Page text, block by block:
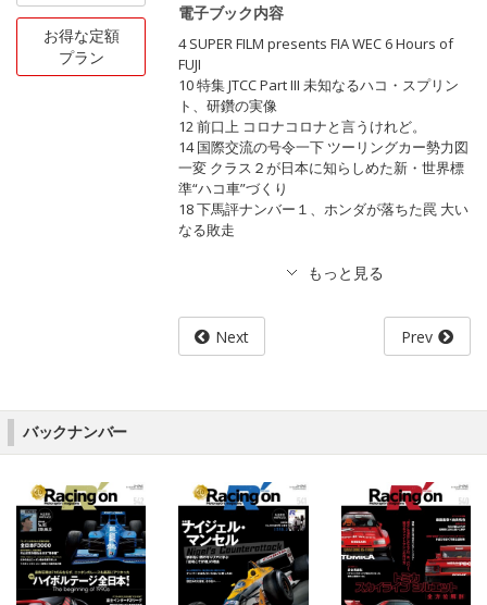
お得な定額
プラン
電子ブック内容
4 SUPER FILM presents FIA WEC 6 Hours of
FUJI
10 特集 JTCC Part III 未知なるハコ・スプリン
ト、研鑽の実像
12 前口上 コロナコロナと言うけれど。
14 国際交流の号令一下 ツーリングカー勢力図
一変 クラス２が日本に知らしめた新・世界標
準“ハコ車”づくり
18 下馬評ナンバー１、ホンダが落ちた罠 大い
なる敗走
Next Prev
バックナンバー